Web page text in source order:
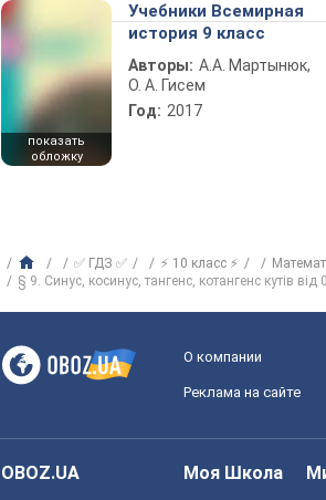
показать
обложку
Учебники Всемирная
история 9 класс
Авторы: А.А. Мартынюк,
О. А. Гисем
Год: 2017
✅ ГДЗ ✅ ⚡ 10 класс ⚡
§ 9. Синус, косинус, тангенс, котангенс кутів від
О компании
Реклама на сайте
OBOZ.UA Моя Школа